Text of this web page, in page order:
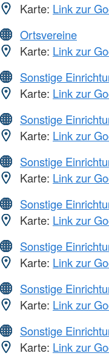
Karte: Link zur
Ortsvereine
Karte: Link zur
Sonstige
Karte: Link zur
Sonstige
Karte: Link zur
Sonstige
Karte: Link zur
Sonstige
Karte: Link zur
Sonstige
Karte: Link zur
Sonstige
Karte: Link zur
Sonstige
Karte: Link zur